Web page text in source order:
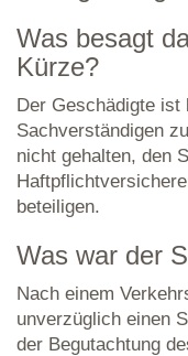
Was besagt
Kürze?
Der Geschädigte ist
Sachverständigen
nicht gehalten, den
beteiligen.
Was war der
Nach einem
unverzüglich einen
der Begutachtung